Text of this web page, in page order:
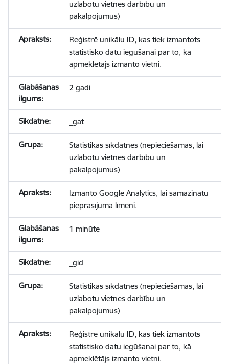
uzlabotu vietnes darbību un
pakalpojumus)
Reģistrē unikālu ID, kas tiek izmantots
statistisko datu iegūšanai par to, kā
apmeklētājs izmanto vietni.
2 gadi
_gat
Statistikas sīkdatnes (nepieciešamas, lai
uzlabotu vietnes darbību un
pakalpojumus)
Izmanto Google Analytics, lai samazinātu
pieprasījuma līmeni.
1 minūte
_gid
Statistikas sīkdatnes (nepieciešamas, lai
uzlabotu vietnes darbību un
pakalpojumus)
Reģistrē unikālu ID, kas tiek izmantots
statistisko datu iegūšanai par to, kā
apmeklētājs izmanto vietni.